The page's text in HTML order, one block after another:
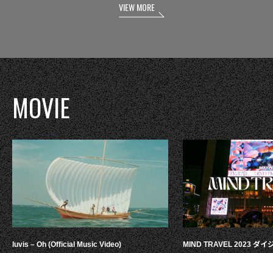
VIEW MORE
MOVIE
luvis – Oh (Official Music Video) MIND TRAVEL 2023 ダイ